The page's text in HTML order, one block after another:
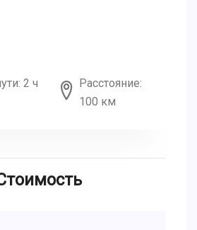
2 ч
Расстояние:
100 км